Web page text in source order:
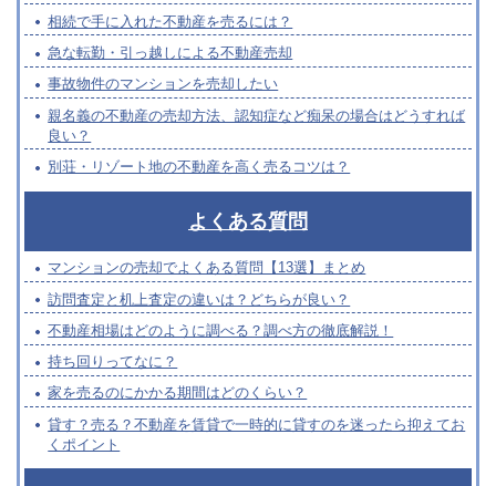
相続で手に入れた不動産を売るには？
急な転勤・引っ越しによる不動産売却
事故物件のマンションを売却したい
親名義の不動産の売却方法、認知症など痴呆の場合はどうすれば
良い？
別荘・リゾート地の不動産を高く売るコツは？
よくある質問
マンションの売却でよくある質問【13選】まとめ
訪問査定と机上査定の違いは？どちらが良い？
不動産相場はどのように調べる？調べ方の徹底解説！
持ち回りってなに？
家を売るのにかかる期間はどのくらい？
貸す？売る？不動産を賃貸で一時的に貸すのを迷ったら抑えてお
くポイント